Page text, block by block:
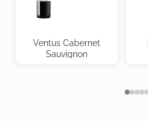
Ventus Cabernet
Sauvignon